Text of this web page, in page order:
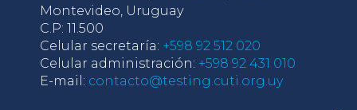
Montevideo, Uruguay
C.P: 11.500
Celular secretaría: +598 92 512 020
Celular administración: +598 92 431 010
E-mail: contacto@testing.cuti.org.uy